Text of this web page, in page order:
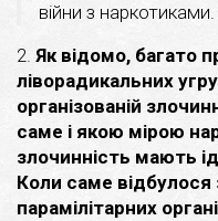
війни з наркотиками.
2. Як відомо, багато
ліворадикальних
організованій
саме і якою мірою
злочинність мають
Коли саме відбулося
парамілітарних